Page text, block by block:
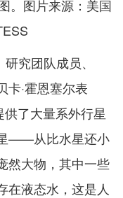
。图片来源：美国
究团队成员、
卡·霍恩塞尔表
了大量系外行星
——从比水星还小
然大物，其中一些
在液态水，这是人